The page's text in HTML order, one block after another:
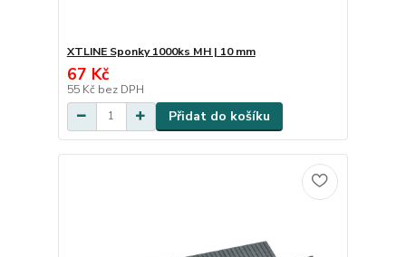
XTLINE Sponky 1000ks MH | 10 mm
67 Kč
55 Kč bez DPH
Přidat do košíku